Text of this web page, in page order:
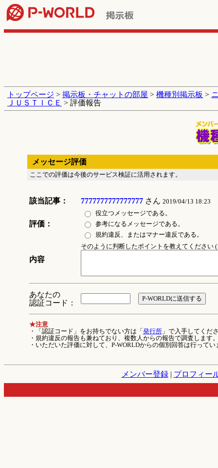
トップページ > 掲示板・チャットの部屋 > 機種別掲示板 >
ＪＵＳＴＩＣＥ > 評価報告
メッセージ評価
ここでの評価は今後のサービス検証に活用されます。
該当記事： 7777777777777777さん 2019/04/13 18:23
評価：
役立つメッセージである。
参考になるメッセージである。
規約違反、またはマナー違反である。
内容
そのように判断したポイントを教えてください
あなたの
認証コード：
★注意
・「認証コード」をお持ちでない方は「 発行所」で入手してくだ
・規約違反の報告も兼ねており、複数人からの報告で調査します
・いただいた評価に対して、P-WORLDからの個別回答は行ってい
メンバー登録| プロフィー